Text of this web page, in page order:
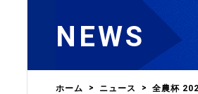
NEWS
ホーム ニュース 全農杯